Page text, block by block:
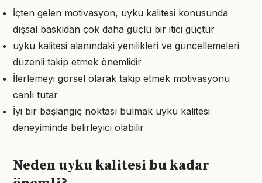
İçten gelen motivasyon, uyku kalitesi konusunda
dışsal baskıdan çok daha güçlü bir itici güçtür
uyku kalitesi alanındaki yenilikleri ve güncellemeleri
düzenli takip etmek önemlidir
İlerlemeyi görsel olarak takip etmek motivasyonu
canlı tutar
İyi bir başlangıç noktası bulmak uyku kalitesi
deneyiminde belirleyici olabilir
Neden uyku kalitesi bu kadar